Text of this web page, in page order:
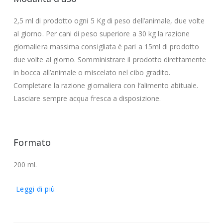
2,5 ml di prodotto ogni 5 Kg di peso dell’animale, due volte
al giorno. Per cani di peso superiore a 30 kg la razione
giornaliera massima consigliata è pari a 15ml di prodotto
due volte al giorno. Somministrare il prodotto direttamente
in bocca all’animale o miscelato nel cibo gradito.
Completare la razione giornaliera con l’alimento abituale.
Lasciare sempre acqua fresca a disposizione.
Formato
200 ml.
Leggi di più